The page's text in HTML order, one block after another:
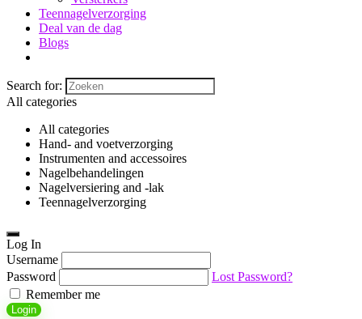
Teennagelverzorging
Deal van de dag
Blogs
Search for:
All categories
All categories
Hand- and voetverzorging
Instrumenten and accessoires
Nagelbehandelingen
Nagelversiering and -lak
Teennagelverzorging
Log In
Username
Password
Lost Password?
Remember me
Login